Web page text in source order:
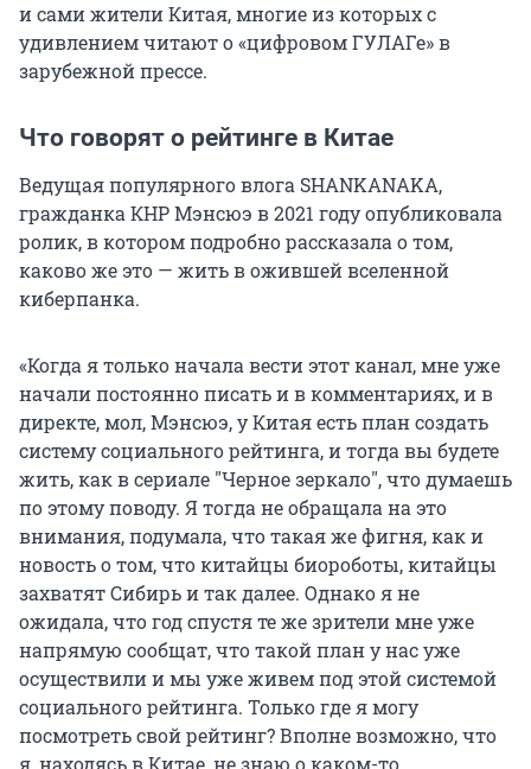
и сами жители Китая, многие из которых с
удивлением читают о «цифровом ГУЛАГе» в
зарубежной прессе.
Что говорят о рейтинге в Китае
Ведущая популярного влога SHANKANAKA,
гражданка КНР Мэнсюэ в 2021 году опубликовала
ролик, в котором подробно рассказала о том,
каково же это — жить в ожившей вселенной
киберпанка.
«Когда я только начала вести этот канал, мне уже
начали постоянно писать и в комментариях, и в
директе, мол, Мэнсюэ, у Китая есть план создать
систему социального рейтинга, и тогда вы будете
жить, как в сериале "Черное зеркало", что думаешь
по этому поводу. Я тогда не обращала на это
внимания, подумала, что такая же фигня, как и
новость о том, что китайцы биороботы, китайцы
захватят Сибирь и так далее. Однако я не
ожидала, что год спустя те же зрители мне уже
напрямую сообщат, что такой план у нас уже
осуществили и мы уже живем под этой системой
социального рейтинга. Только где я могу
посмотреть свой рейтинг? Вполне возможно, что